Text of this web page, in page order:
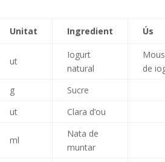
Unitat Ingredient Ús
ut
Iogurt
natural
de
g
Sucre
ut Clara d’ou
ml
Nata de
muntar